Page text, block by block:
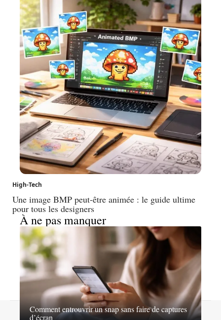
High-Tech
Une image BMP peut-être animée : le guide ultime
pour tous les designers
À ne pas manquer
Comment entrouvrir un snap sans faire de captures
d’écranContact Mentions légales Sitemap